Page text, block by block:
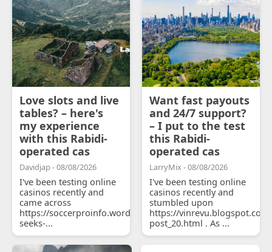
Love slots and live
tables? – here's
my experience
with this Rabidi-
operated cas
Davidjap - 08/08/2026
I've been testing online
casinos recently and
came across
https://soccerproinfo.wordpress.com/2026/07/11/courtois-
seeks-...
Want fast payouts
and 24/7 support?
– I put to the test
this Rabidi-
operated cas
LarryMix - 08/08/2026
I've been testing online
casinos recently and
stumbled upon
https://
post_20.html . As ...